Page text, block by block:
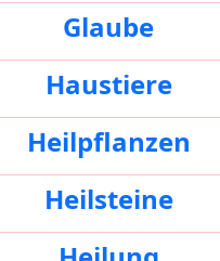
Glaube
Haustiere
Heilpflanzen
Heilsteine